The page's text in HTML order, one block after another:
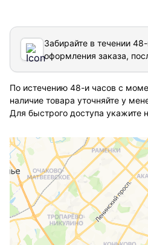
Забирайте в течении
оформления заказа,
По истечению 48-и часов с
наличие товара уточняйте у
Для быстрого доступа укажите